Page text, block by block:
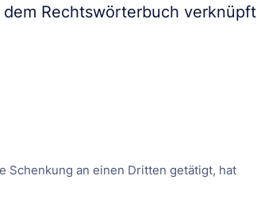
Rechtswörterbuch verknüpft
Schenkung an einen Dritten getätigt, hat